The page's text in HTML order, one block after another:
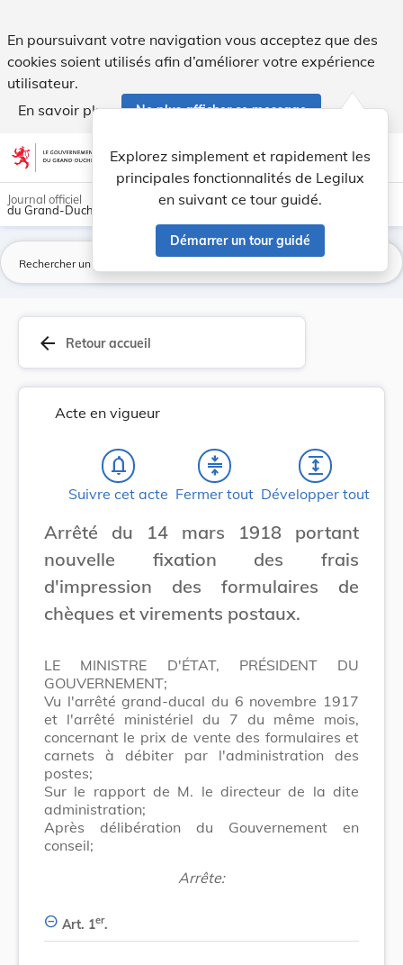
En poursuivant votre navigation vous acceptez que des
cookies soient utilisés afin d’améliorer votre expérience
utilisateur.
En savoir plus
Ne plus afficher ce message
Aller au contenu account_circle help Aide
Explorez simplement et rapidement les
principales fonctionnalités de Legilux
en suivant ce tour guidé.
Démarrer un tour guidé
light_mode dark_mode
Journal officiel
du Grand-Duché de Luxembourg
arrow_back Retour accueil
Acte en vigueur
notifications_none
Suivre cet acte
compress
Fermer tout
expand
Développer tout
Arrêté du 14 mars 1918 portant
nouvelle fixation des frais
d'impression des formulaires de
chèques et virements postaux.
LE MINISTRE D'ÉTAT, PRÉSIDENT DU
GOUVERNEMENT;
Vu l'arrêté grand-ducal du 6 novembre 1917
et l'arrêté ministériel du 7 du même mois,
concernant le prix de vente des formulaires et
carnets à débiter par l'administration des
postes;
Sur le rapport de M. le directeur de la dite
administration;
Après délibération du Gouvernement en
conseil;
Arrête:
Art. 1er.